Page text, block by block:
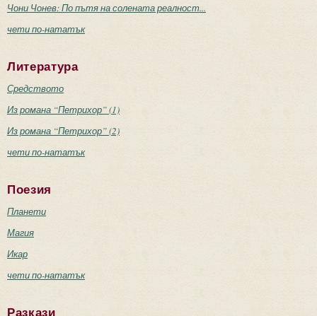
Чони Чонев: По пътя на солената реалност...
чети по-нататък
Литература
Средството
Из романа “Петрихор” (1)
Из романа “Петрихор” (2)
чети по-нататък
Поезия
Планети
Магия
Икар
чети по-нататък
Разкази